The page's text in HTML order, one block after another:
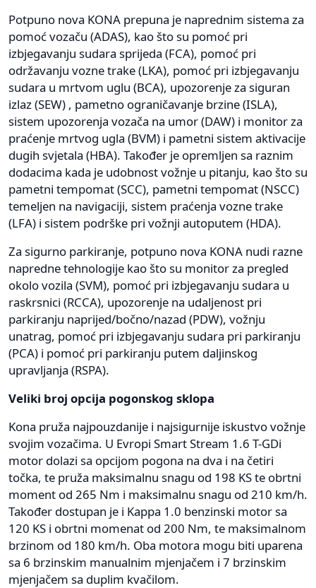
Potpuno nova KONA prepuna je naprednim sistema za
pomoć vozaču (ADAS), kao što su pomoć pri
izbjegavanju sudara sprijeda (FCA), pomoć pri
održavanju vozne trake (LKA), pomoć pri izbjegavanju
sudara u mrtvom uglu (BCA), upozorenje za siguran
izlaz (SEW) , pametno ograničavanje brzine (ISLA),
sistem upozorenja vozača na umor (DAW) i monitor za
praćenje mrtvog ugla (BVM) i pametni sistem aktivacije
dugih svjetala (HBA). Također je opremljen sa raznim
dodacima kada je udobnost vožnje u pitanju, kao što su
pametni tempomat (SCC), pametni tempomat (NSCC)
temeljen na navigaciji, sistem praćenja vozne trake
(LFA) i sistem podrške pri vožnji autoputem (HDA).
Za sigurno parkiranje, potpuno nova KONA nudi razne
napredne tehnologije kao što su monitor za pregled
okolo vozila (SVM), pomoć pri izbjegavanju sudara u
raskrsnici (RCCA), upozorenje na udaljenost pri
parkiranju naprijed/bočno/nazad (PDW), vožnju
unatrag, pomoć pri izbjegavanju sudara pri parkiranju
(PCA) i pomoć pri parkiranju putem daljinskog
upravljanja (RSPA).
Veliki broj opcija pogonskog sklopa
Kona pruža najpouzdanije i najsigurnije iskustvo vožnje
svojim vozačima. U Evropi Smart Stream 1.6 T-GDi
motor dolazi sa opcijom pogona na dva i na četiri
točka, te pruža maksimalnu snagu od 198 KS te obrtni
moment od 265 Nm i maksimalnu snagu od 210 km/h.
Također dostupan je i Kappa 1.0 benzinski motor sa
120 KS i obrtni momenat od 200 Nm, te maksimalnom
brzinom od 180 km/h. Oba motora mogu biti uparena
sa 6 brzinskim manualnim mjenjačem i 7 brzinskim
mjenjačem sa duplim kvačilom.